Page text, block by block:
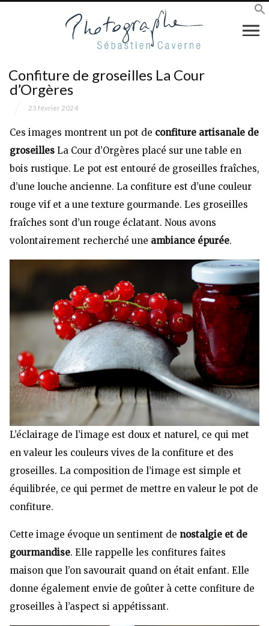
Confiture de groseilles La Cour
d’Orgères
23 février 2024
Ces images montrent un pot de confiture artisanale de
groseilles La Cour d’Orgères placé sur une table en
bois rustique. Le pot est entouré de groseilles fraîches,
d’une louche ancienne. La confiture est d’une couleur
rouge vif et a une texture gourmande. Les groseilles
fraîches sont d’un rouge éclatant. Nous avons
volontairement recherché une ambiance épurée.
L’éclairage de l’image est doux et naturel, ce qui met
en valeur les couleurs vives de la confiture et des
groseilles. La composition de l’image est simple et
équilibrée, ce qui permet de mettre en valeur le pot de
confiture.
Cette image évoque un sentiment de nostalgie et de
gourmandise. Elle rappelle les confitures faites
maison que l’on savourait quand on était enfant. Elle
donne également envie de goûter à cette confiture de
groseilles à l’aspect si appétissant.